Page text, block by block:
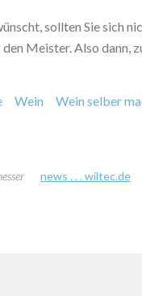
sollten Sie sich
Meister. Also dann,
Wein
Wein selber
news . . . wiltec.de